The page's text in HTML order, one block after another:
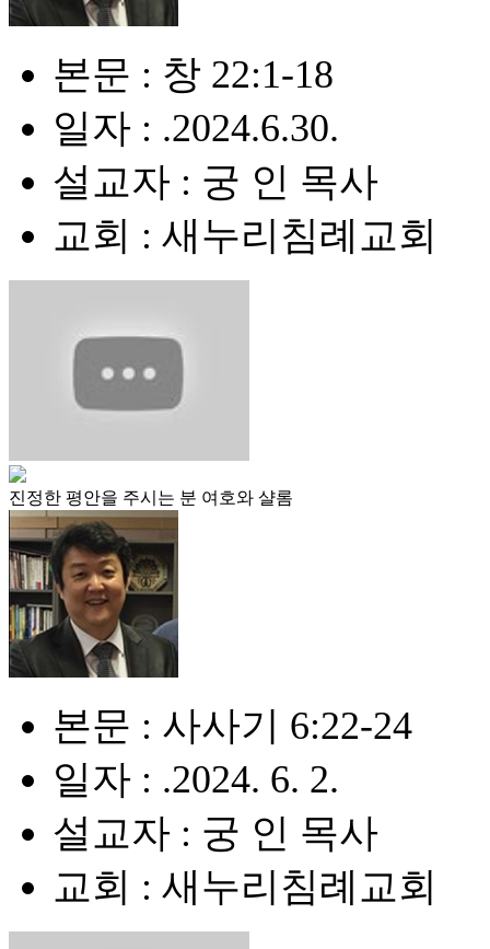
본문 : 창 22:1-18
일자 : .2024.6.30.
설교자 : 궁 인 목사
교회 : 새누리침례교회
진정한 평안을 주시는 분 여호와 샬롬
본문 : 사사기 6:22-24
일자 : .2024. 6. 2.
설교자 : 궁 인 목사
교회 : 새누리침례교회